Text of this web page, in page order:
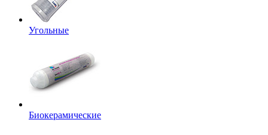
Угольные
Биокерамические